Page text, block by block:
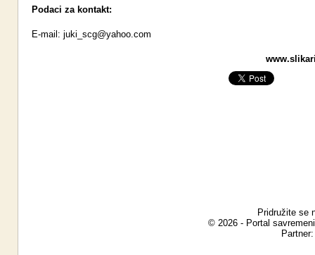
Podaci za kontakt:
E-mail: juki_scg@yahoo.com
Pridružite se
© 2026 - Portal